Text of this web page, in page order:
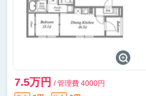
7.5万円 / 管理費 4000円